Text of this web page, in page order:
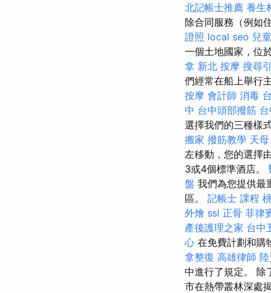
北記帳士推薦 養生
除合同服務（例如
證照 local seo 兒
一個土地國家，位
拿 新北 按摩 搜尋
們經常在船上舉行
按摩 會計師 消毒
中 台中頭部撥筋
選擇我們的三種樣
搬家 撥筋教學 天
左移動，您的選擇
3或4個標準酒店。
盤 我們為您提供最
區。 記帳士 課程
外燴 ssl 正骨 菲律
產後護理之家 台中
心 在免費計劃和購
拿整復 高雄律師 陸
中進行了規定。 除
市在熱帶叢林深處